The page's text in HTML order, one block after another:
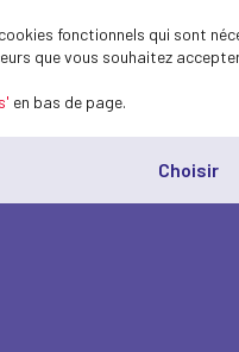
fonctionnels qui sont
que vous souhaitez
en bas de page.
Choisir